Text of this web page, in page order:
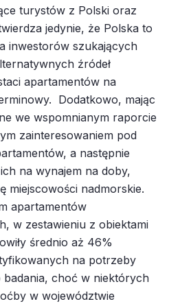
turystów z Polski oraz
jedynie, że Polska to
inwestorów szukających
źródeł
apartamentów na
Dodatkowo, mając
we wspomnianym raporcie
zainteresowaniem pod
a następnie
na wynajem na doby,
miejscowości nadmorskie.
apartamentów
w zestawieniu z obiektami
średnio aż 46%
na potrzeby
badania, choć w niektórych
w województwie